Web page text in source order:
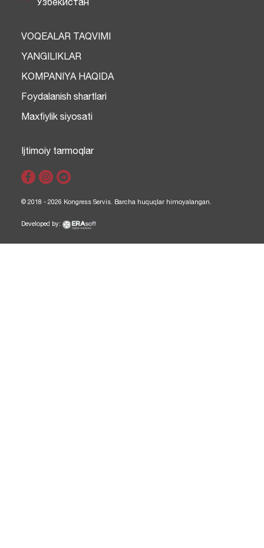
VOQEALAR TAQVIMI
YANGILIKLAR
KOMPANIYA HAQIDA
Foydalanish shartlari
Maxfiylik siyosati
Ijtimoiy tarmoqlar
© 2018 - 2026 Kongress Servis. Barcha huquqlar himoyalangan.
Developed by: